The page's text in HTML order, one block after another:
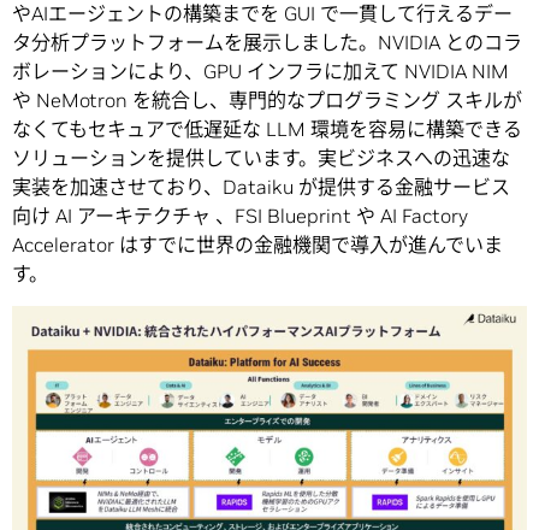
やAIエージェントの構築までを GUI で一貫して行えるデー
タ分析プラットフォームを展示しました。NVIDIA とのコラ
ボレーションにより、GPU インフラに加えて NVIDIA NIM
や NeMotron を統合し、専門的なプログラミング スキルが
なくてもセキュアで低遅延な LLM 環境を容易に構築できる
ソリューションを提供しています。実ビジネスへの迅速な
実装を加速させており、Dataiku が提供する金融サービス
向け AI アーキテクチャ 、FSI Blueprint や AI Factory
Accelerator はすでに世界の金融機関で導入が進んでいま
す。